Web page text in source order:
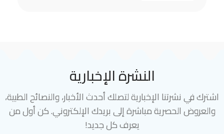
النشرة الإخبارية
اشترك في نشرتنا الإخبارية لتصلك أحدث الأخبار، والنصائح الطبية،
والعروض الحصرية مباشرة إلى بريدك الإلكتروني. كن أول من
يعرف كل جديد!